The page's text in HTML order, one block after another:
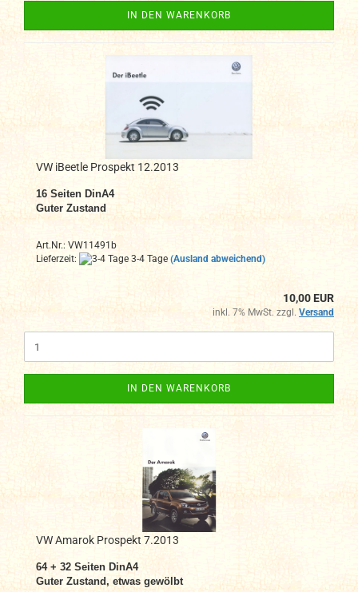
IN DEN WARENKORB
VW iBeetle Prospekt 12.2013
16 Seiten DinA4
Guter Zustand
Art.Nr.: VW11491b
Lieferzeit:
3-4 Tage (Ausland abweichend)
10,00 EUR
inkl. 7% MwSt. zzgl. Versand
IN DEN WARENKORB
VW Amarok Prospekt 7.2013
64 + 32 Seiten DinA4
Guter Zustand, etwas gewölbt